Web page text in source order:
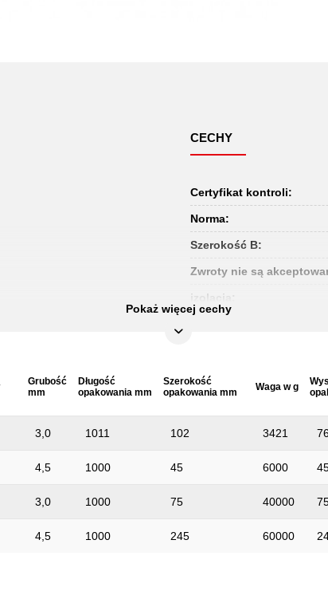
CECHY
Certyfikat kontroli:
Norma:
Szerokość B:
Zwroty nie są
izolacja:
Pokaż więcej cechy
Grubość
mm
Długość
opakowania mm
Szerokość
opakowania mm
Waga w g
3,0 1011 102 3421
4,5 1000 45 6000
3,0 1000 75 40000
4,5 1000 245 60000